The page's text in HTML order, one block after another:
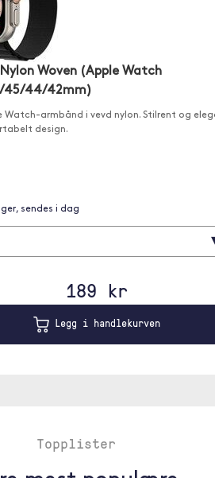
Nylon Woven (Apple Watch
45/44/42mm)
Watch-armbånd i vevd nylon. Stilrent og
design.
sendes i dag
189 kr
Legg i handlekurven
Topplister